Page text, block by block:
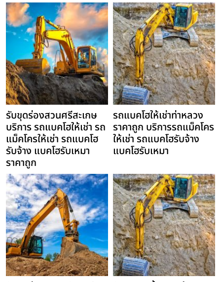
รับขุดร่องสวนศรีสะเกษ
บริการ รถแบคโฮให้เช่า รถ
แม็คโครให้เช่า รถแบคโฮ
รับจ้าง แบคโฮรับเหมา
ราคาถูก
รถแบคโฮให้เช่าท่าหลวง
ราคาถูก บริการรถแม็คโคร
ให้เช่า รถแบคโฮรับจ้าง
แบคโฮรับเหมา